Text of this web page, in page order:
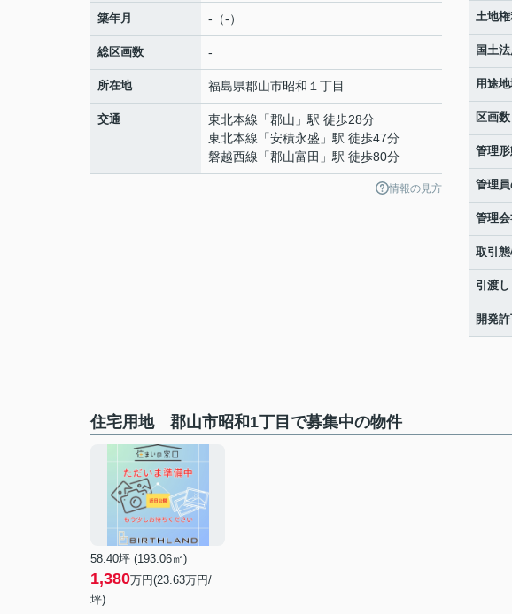
築年月 -（-）
総区画数 -
所在地 福島県郡山市昭和 １丁目
交通 東北本線 「郡山 」駅 徒歩28分
東北本線 「安積永盛 」駅 徒歩47分
磐越西線 「郡山富田 」駅 徒歩80分
情報の見方
土地権
国土
用途
区画数
管理
管理
管理
取引
引渡し
開発
住宅用地 郡山市昭和1丁目で募集中の物件
58.40坪 (193.06㎡)
1,380万円(23.63万円/
坪)